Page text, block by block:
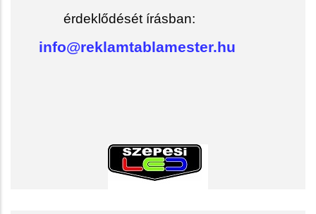
érdeklődését írásban:
info@reklamtablamester.hu